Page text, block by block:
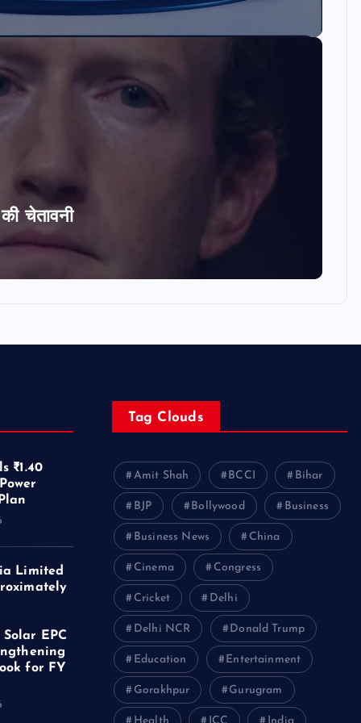
की चेतावनी
₹1.40
Limited
Solar EPC
for FY
Tag Clouds
Amit Shah BCCI Bihar
BJP Bollywood Business
Business News China
Cinema Congress
Cricket Delhi
Delhi NCR Donald Trump
Education Entertainment
Gorakhpur Gurugram